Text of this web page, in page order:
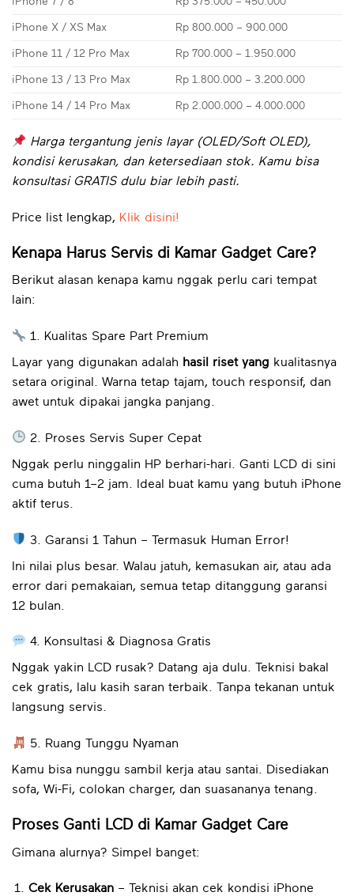
iPhone X / XS Max Rp 800.000 – 900.000
iPhone 11 / 12 Pro Max Rp 700.000 – 1.950.000
iPhone 13 / 13 Pro Max Rp 1.800.000 – 3.200.000
iPhone 14 / 14 Pro Max Rp 2.000.000 – 4.000.000
Harga tergantung jenis layar (OLED/Soft OLED),
kondisi kerusakan, dan ketersediaan stok. Kamu bisa
konsultasi GRATIS dulu biar lebih pasti.
Price list lengkap, Klik disini!
Kenapa Harus Servis di Kamar Gadget Care?
Berikut alasan kenapa kamu nggak perlu cari tempat
lain:
1. Kualitas Spare Part Premium
Layar yang digunakan adalah hasil riset yang kualitasnya
setara original. Warna tetap tajam, touch responsif, dan
awet untuk dipakai jangka panjang.
2. Proses Servis Super Cepat
Nggak perlu ninggalin HP berhari-hari. Ganti LCD di sini
cuma butuh 1–2 jam. Ideal buat kamu yang butuh iPhone
aktif terus.
3. Garansi 1 Tahun – Termasuk Human Error!
Ini nilai plus besar. Walau jatuh, kemasukan air, atau ada
error dari pemakaian, semua tetap ditanggung garansi
12 bulan.
4. Konsultasi & Diagnosa Gratis
Nggak yakin LCD rusak? Datang aja dulu. Teknisi bakal
cek gratis, lalu kasih saran terbaik. Tanpa tekanan untuk
langsung servis.
5. Ruang Tunggu Nyaman
Kamu bisa nunggu sambil kerja atau santai. Disediakan
sofa, Wi-Fi, colokan charger, dan suasananya tenang.
Proses Ganti LCD di Kamar Gadget Care
Gimana alurnya? Simpel banget:
Cek Kerusakan– Teknisi akan cek kondisi iPhone